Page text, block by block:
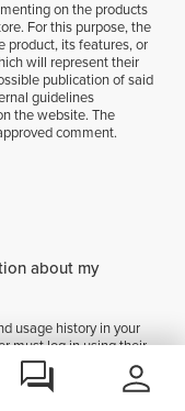
on the products
For this purpose, the
product, its features, or
will represent their
publication of said
guidelines
the website. The
comment.
about my
usage history in your
must log in using their
their history on the
check which products
ProzisPoints they have